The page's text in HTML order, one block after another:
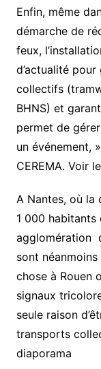
Enfin, même
démarche de
feux,
d’actualité
collectifs
BHNS) et
permet de
un événement,
CEREMA. Voir
A Nantes, où la
1 000 habitants
agglomération
sont
chose à Rouen
signaux
seule raison
transports
diaporama